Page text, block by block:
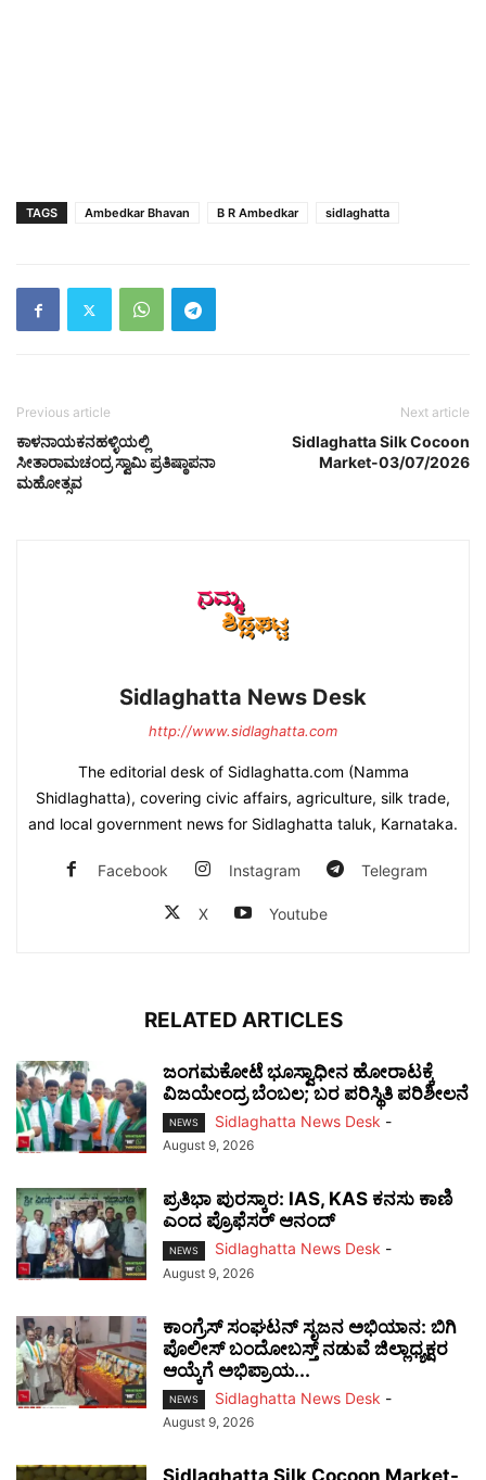
TAGS Ambedkar Bhavan B R Ambedkar sidlaghatta
Previous article
ಕಾಳನಾಯಕನಹಳ್ಳಿಯಲ್ಲಿ
ಸೀತಾರಾಮಚಂದ್ರ ಸ್ವಾಮಿ ಪ್ರತಿಷ್ಠಾಪನಾ
ಮಹೋತ್ಸವ
Next article
Sidlaghatta Silk Cocoon
Market-03/07/2026
Sidlaghatta News Desk
http://www.sidlaghatta.com
The editorial desk of Sidlaghatta.com (Namma
Shidlaghatta), covering civic affairs, agriculture, silk trade,
and local government news for Sidlaghatta taluk, Karnataka.
Facebook Instagram Telegram
X Youtube
RELATED ARTICLES
ಜಂಗಮಕೋಟೆ ಭೂಸ್ವಾಧೀನ ಹೋರಾಟಕ್ಕೆ
ವಿಜಯೇಂದ್ರ ಬೆಂಬಲ; ಬರ ಪರಿಸ್ಥಿತಿ ಪರಿಶೀಲನೆ
NEWS Sidlaghatta News Desk -
August 9, 2026
ಪ್ರತಿಭಾ ಪುರಸ್ಕಾರ: IAS, KAS ಕನಸು ಕಾಣಿ
ಎಂದ ಪ್ರೊಫೆಸರ್ ಆನಂದ್
NEWS Sidlaghatta News Desk -
August 9, 2026
ಕಾಂಗ್ರೆಸ್ ಸಂಘಟನ್ ಸೃಜನ ಅಭಿಯಾನ: ಬಿಗಿ
ಪೊಲೀಸ್ ಬಂದೋಬಸ್ತ್ ನಡುವೆ ಜಿಲ್ಲಾಧ್ಯಕ್ಷರ
ಆಯ್ಕೆಗೆ ಅಭಿಪ್ರಾಯ...
NEWS Sidlaghatta News Desk -
August 9, 2026
Sidlaghatta Silk Cocoon Market-